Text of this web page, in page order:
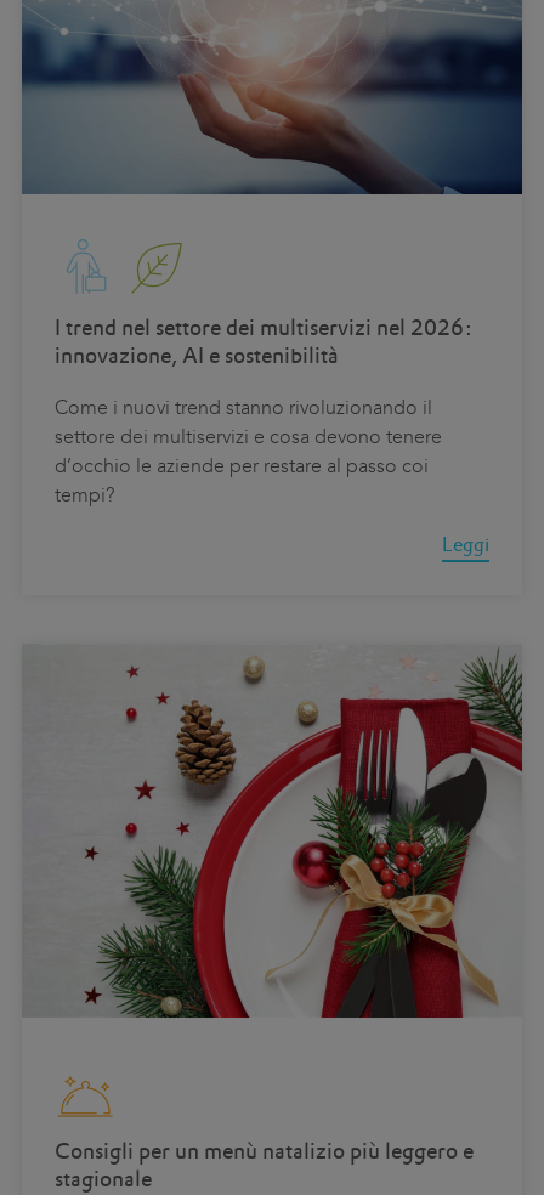
I trend nel settore dei multiservizi nel 2026:
innovazione, AI e sostenibilità
Come i nuovi trend stanno rivoluzionando il
settore dei multiservizi e cosa devono tenere
d’occhio le aziende per restare al passo coi
tempi?
Leggi
Consigli per un menù natalizio più leggero e
stagionale